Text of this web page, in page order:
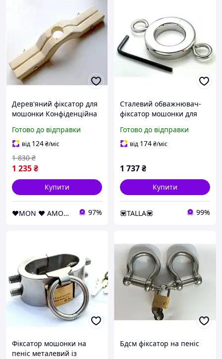
Дерев'яний фіксатор для
мошонки Конфіденційна
Готово до відправки
від 124₴/міс
1 235₴
1 830 ₴
Купити
❤️MON ❤️ AMOUR❤️ 97%
Сталевий обважнювач-
фіксатор мошонки для
Готово до відправки
від 174₴/міс
1 737₴
Купити
💟TALLA💟 99%
Фіксатор мошонки на
пеніс металевий із
Бдсм фіксатор на пеніс